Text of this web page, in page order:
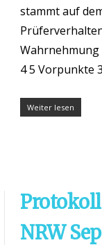
stammt auf
Wahrnehmung
4 5 Vorpunkte
Weiter lesen
NRW